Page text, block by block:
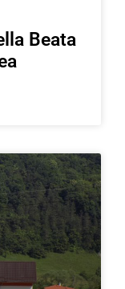
Beata